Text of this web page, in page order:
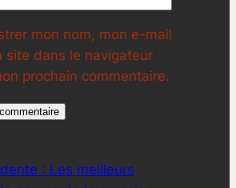
mon nom, mon e-mail
site dans le navigateur
prochain commentaire.
: Les meilleurs